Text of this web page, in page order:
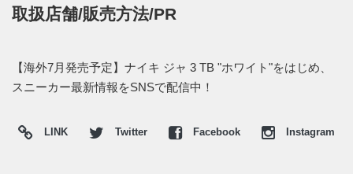
"NIKE(ナイキ)"は2022年のクリスマスに、モラントを"NIKE
た。3代目となる"JA 3(ジャ 3)"は、彼のプレーに必要な加
速、跳躍、着地を支えるため、フルレングスの"HYBRID
スピードに乗った一歩を後押しし、フォームソックライナー
取扱店舗/販売方法/PR
【海外7月発売予定】ナイキ ジャ 3 TB "ホワイト"をはじめ、
スニーカー最新情報をSNSで配信中！
LINK Twitter Facebook Instagram